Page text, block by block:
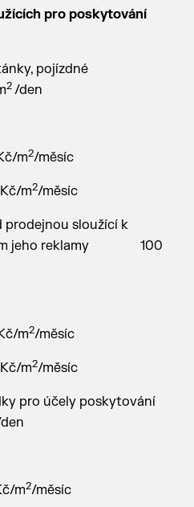
pro poskytování
pojízdné
2/den
m2/měsíc
m2/měsíc
prodejnou sloužící k
jeho reklamy 100
m2/měsíc
m2/měsíc
pro účely poskytování
m2/měsíc